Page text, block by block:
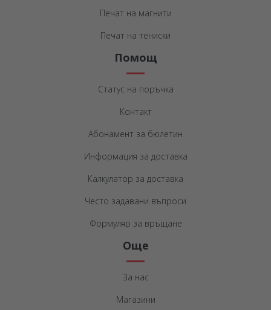
Печат на магнити
Печат на тениски
Помощ
Статус на поръчка
Контакт
Абонамент за бюлетин
Информация за доставка
Калкулатор за доставка
Често задавани въпроси
Формуляр за връщане
Още
За нас
Магазини